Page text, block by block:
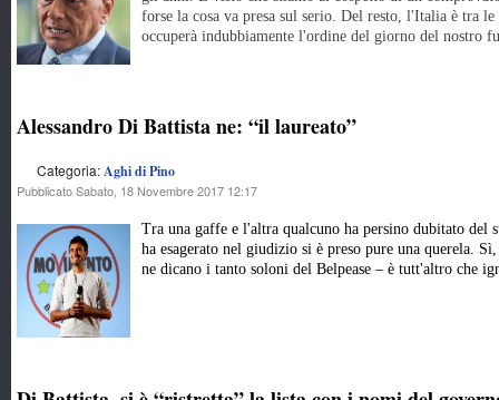
forse la cosa va presa sul serio. Del resto, l'Italia è tra
occuperà indubbiamente l'ordine del giorno del nostro
Alessandro Di Battista ne: “il laureato”
Categoria:Aghi di Pino
Pubblicato Sabato, 18 Novembre 2017 12:17
Tra una gaffe e l'altra qualcuno ha persino dubitato
ha esagerato nel giudizio si è preso pure una querela.
ne dicano i tanto soloni del Belpease – è tutt'altro che